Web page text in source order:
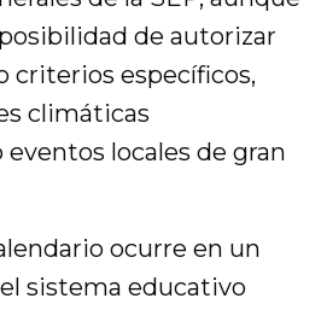
de autorizar
criterios específicos,
climáticas
locales de gran
ocurre en un
sistema educativo